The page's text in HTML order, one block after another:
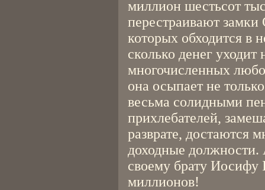
миллион шестьсот
перестраивают
которых обходится в
сколько денег уходит
многочисленных
она осыпает не
весьма солидными
прихлебателей,
разврате, достаются
доходные должности.
своему брату Иосифу
миллионов!